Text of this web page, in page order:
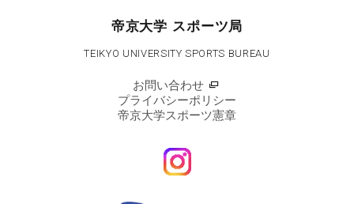
帝京大学 スポーツ局
TEIKYO UNIVERSITY SPORTS BUREAU
お問い合わせ
プライバシーポリシー
帝京大学スポーツ憲章